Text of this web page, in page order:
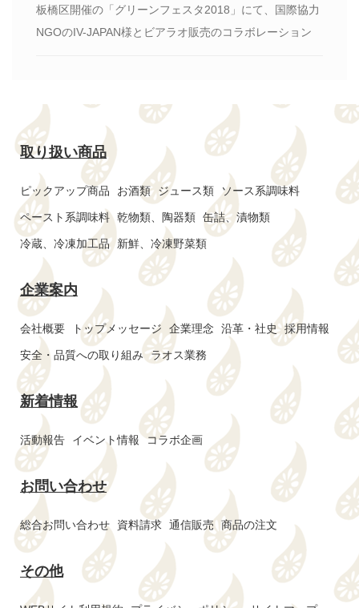
板橋区開催の「グリーンフェスタ2018」にて、国際協力
NGOのIV-JAPAN様とビアラオ販売のコラボレーション
取り扱い商品
ピックアップ商品 お酒類 ジュース類 ソース系調味料
ペースト系調味料 乾物類、陶器類 缶詰、漬物類
冷蔵、冷凍加工品 新鮮、冷凍野菜類
企業案内
会社概要 トップメッセージ 企業理念 沿革・社史 採用情報
安全・品質への取り組み ラオス業務
新着情報
活動報告 イベント情報 コラボ企画
お問い合わせ
総合お問い合わせ 資料請求 通信販売 商品の注文
その他